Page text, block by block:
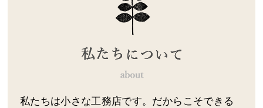
私たちは小さな工務店です。だからこそできる